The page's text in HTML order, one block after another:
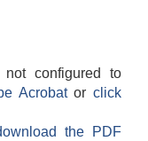
configured to
Acrobatorclick
the PDF